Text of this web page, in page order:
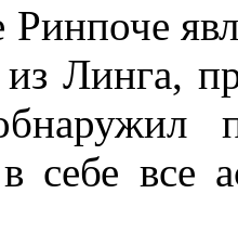
Линга,
себе все